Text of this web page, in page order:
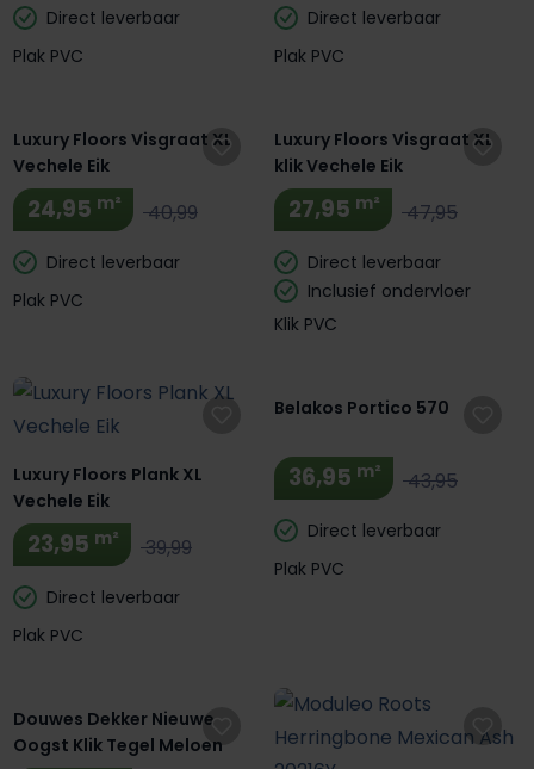
Direct leverbaar
Plak PVC
Direct leverbaar
Plak PVC
Luxury Floors Visgraat XL
Vechele Eik
24,95 m² 40,99
Direct leverbaar
Plak PVC
Luxury Floors Visgraat XL
klik Vechele Eik
27,95 m² 47,95
Direct leverbaar
Inclusief ondervloer
Klik PVC
Luxury Floors Plank XL
Vechele Eik
23,95 m² 39,99
Direct leverbaar
Plak PVC
Belakos Portico 570
36,95 m² 43,95
Direct leverbaar
Plak PVC
Douwes Dekker Nieuwe
Oogst Klik Tegel Meloen